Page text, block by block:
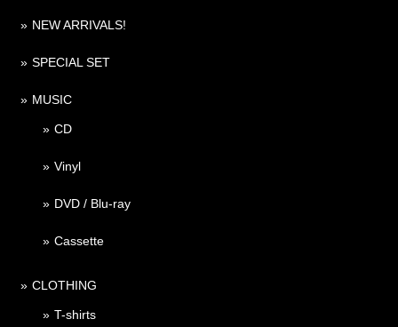
NEW ARRIVALS!
SPECIAL SET
MUSIC
CD
Vinyl
DVD / Blu-ray
Cassette
CLOTHING
T-shirts